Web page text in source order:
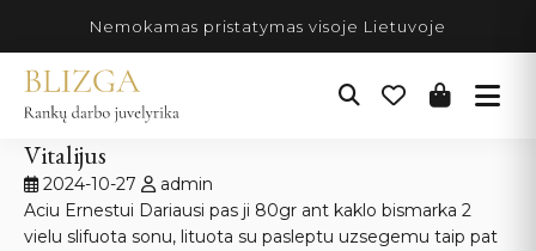
turinio
Nemokamas pristatymas visoje Lietuvoje
Vitalijus
2024-10-27
admin
Aciu Ernestui Dariausi pas ji 80gr ant kaklo bismarka 2
vielu slifuota sonu, lituota su pasleptu uzsegemu taip pat